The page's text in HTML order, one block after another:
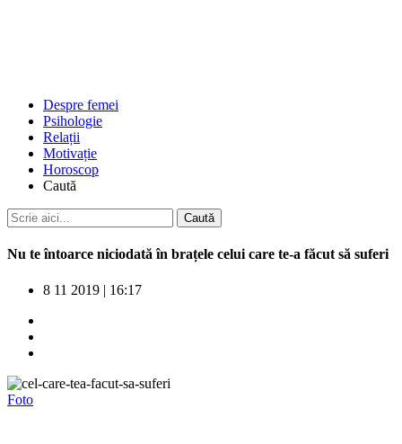
Despre femei
Psihologie
Relații
Motivație
Horoscop
Caută
Nu te întoarce niciodată în brațele celui care te-a făcut să suferi
8 11 2019 | 16:17
Foto